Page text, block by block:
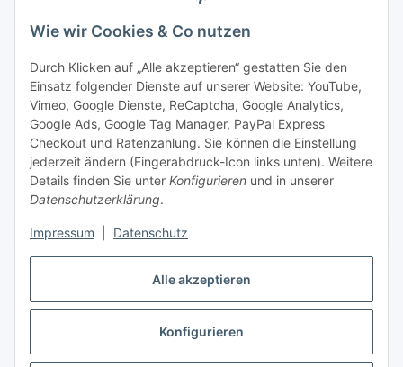
Alle akzeptieren
Konfigurieren
Wie wir Cookies & Co nutzen
Durch Klicken auf „Alle akzeptieren“ gestatten Sie den
Einsatz folgender Dienste auf unserer Website: YouTube,
Vimeo, Google Dienste, ReCaptcha, Google Analytics,
Google Ads, Google Tag Manager, PayPal Express
Checkout und Ratenzahlung. Sie können die Einstellung
jederzeit ändern (Fingerabdruck-Icon links unten). Weitere
Details finden Sie unter Konfigurieren und in unserer
Datenschutzerklärung.
Impressum Datenschutz
Social Media
Unsere Dienstleistungen
Lampenreparatur
Lichtservice für Senioren
Vertrag widerrufen
* Alle Preise inkl. gesetzlicher USt., ** siehe Lieferbedingungen, zzgl.
Versand